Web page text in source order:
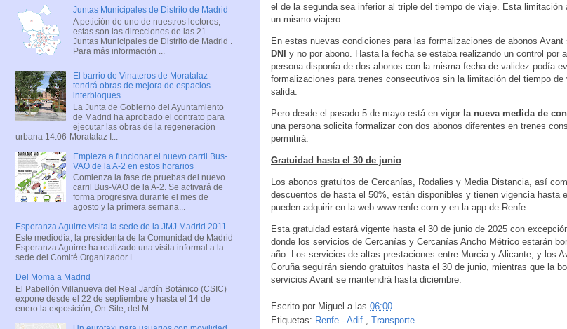
el de la segunda sea inferior al triple del tiempo de viaje. Esta
un mismo viajero.
En estas nuevas condiciones para las formalizaciones de abonos Avant
DNI y no por abono. Hasta la fecha se estaba realizando un control por
persona disponía de dos abonos con la misma fecha de validez podía
formalizaciones para trenes consecutivos sin la limitación del tiempo de
salida.
Pero desde el pasado 5 de mayo está en vigor la nueva medida de
una persona solicita formalizar con dos abonos diferentes en trenes
permitirá.
Gratuidad hasta el 30 de junio
Los abonos gratuitos de Cercanías, Rodalies y Media Distancia, así
descuentos de hasta el 50%, están disponibles y tienen vigencia hasta
pueden adquirir en la web www.renfe.com y en la app de Renfe.
Esta gratuidad estará vigente hasta el 30 de junio de 2025 con
donde los servicios de Cercanías y Cercanías Ancho Métrico estarán
año. Los servicios de altas prestaciones entre Murcia y Alicante, y los
Coruña seguirán siendo gratuitos hasta el 30 de junio, mientras que la
servicios Avant se mantendrá hasta diciembre.
Escrito por Miguel a las 06:00
Etiquetas: Renfe - Adif , Transporte
Juntas Municipales de Distrito de Madrid
A petición de uno de nuestros lectores,
estas son las direcciones de las 21
Juntas Municipales de Distrito de Madrid .
Para más información ...
El barrio de Vinateros de Moratalaz
tendrá obras de mejora de espacios
interbloques
La Junta de Gobierno del Ayuntamiento
de Madrid ha aprobado el contrato para
ejecutar las obras de la regeneración
urbana 14.06-Moratalaz I...
Empieza a funcionar el nuevo carril Bus-
VAO de la A-2 en estos horarios
Comienza la fase de pruebas del nuevo
carril Bus-VAO de la A-2. Se activará de
forma progresiva durante el mes de
agosto y la primera semana...
Esperanza Aguirre visita la sede de la JMJ Madrid 2011
Este mediodía, la presidenta de la Comunidad de Madrid
Esperanza Aguirre ha realizado una visita informal a la
sede del Comité Organizador L...
Del Moma a Madrid
El Pabellón Villanueva del Real Jardín Botánico (CSIC)
expone desde el 22 de septiembre y hasta el 14 de
enero la exposición, On-Site, del M...